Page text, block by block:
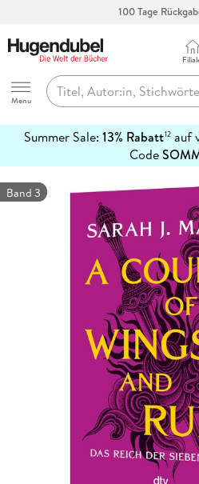
100 Tage
Hugendubel
Menu
Summer Sale: 13% Rabatt12auf
Code
erfahren
Band 3